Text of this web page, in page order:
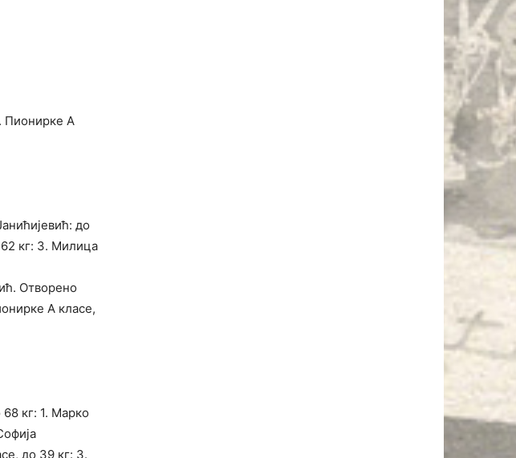
Пионирке А
до
кг: 3. Милица
Отворено
А класе,
кг: 1. Марко
до 39 кг: 3.